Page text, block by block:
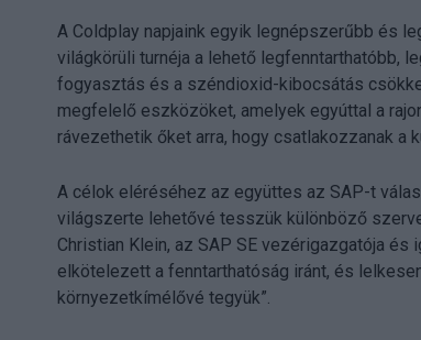
A Coldplay napjaink egyik legnépszerűbb és
világkörüli turnéja a lehető legfenntarthatóbb,
fogyasztás és a széndioxid-kibocsátás
megfelelő eszközöket, amelyek egyúttal a
rávezethetik őket arra, hogy csatlakozzanak a
A célok eléréséhez az együttes az SAP-t
világszerte lehetővé tesszük különböző
Christian Klein, az SAP SE vezérigazgatója és
elkötelezett a fenntarthatóság iránt, és
környezetkímélővé tegyük”.